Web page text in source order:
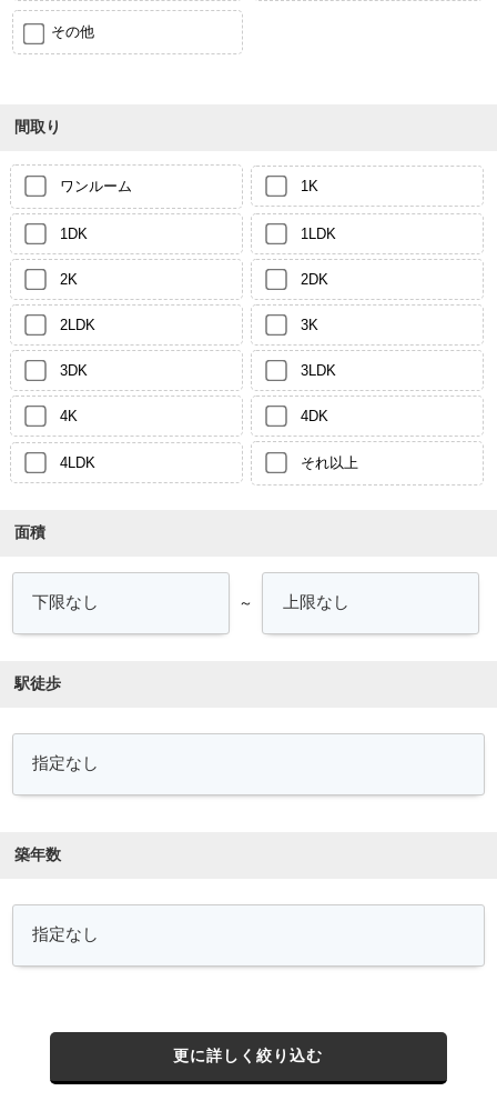
その他
間取り
ワンルーム 1K
1DK 1LDK
2K 2DK
2LDK 3K
3DK 3LDK
4K 4DK
4LDK それ以上
面積
～
駅徒歩
築年数
更に詳しく絞り込む